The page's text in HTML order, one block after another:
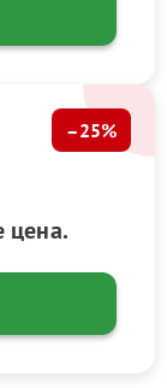
цена.
–25%